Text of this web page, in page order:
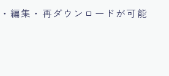
編集・再ダウンロードが可能